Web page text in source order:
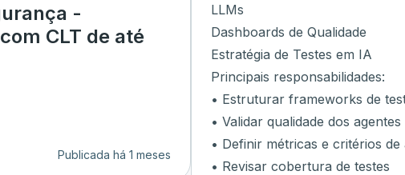
LLMs
Dashboards de Qualidade
Estratégia de Testes em IA
Principais responsabilidades:
• Estruturar frameworks de
• Validar qualidade dos agentes
• Definir métricas e critérios de
• Revisar cobertura de testes
-
CLT de até
Publicada há 1 meses